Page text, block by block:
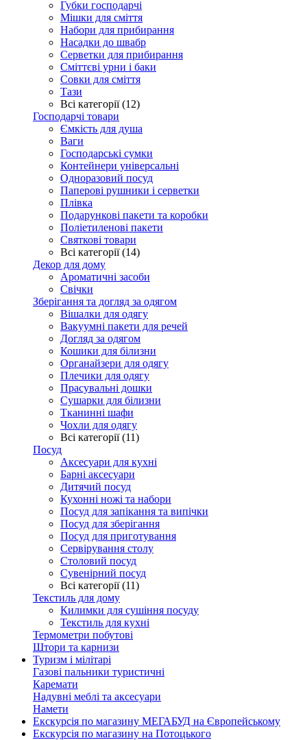
Губки господарчі
Мішки для сміття
Набори для прибирання
Насадки до швабр
Серветки для прибирання
Сміттєві урни і баки
Совки для сміття
Тази
Всі категорії (12)
Господарчі товари
Ємкість для душа
Ваги
Господарські сумки
Контейнери універсальні
Одноразовий посуд
Паперові рушники і серветки
Плівка
Подарункові пакети та коробки
Поліетиленові пакети
Святкові товари
Всі категорії (14)
Декор для дому
Ароматичні засоби
Свічки
Зберігання та догляд за одягом
Вішалки для одягу
Вакуумні пакети для речей
Догляд за одягом
Кошики для білизни
Органайзери для одягу
Плечики для одягу
Прасувальні дошки
Сушарки для білизни
Тканинні шафи
Чохли для одягу
Всі категорії (11)
Посуд
Аксесуари для кухні
Барні аксесуари
Дитячий посуд
Кухонні ножі та набори
Посуд для запікання та випічки
Посуд для зберігання
Посуд для приготування
Сервірування столу
Столовий посуд
Сувенірний посуд
Всі категорії (11)
Текстиль для дому
Килимки для сушіння посуду
Текстиль для кухні
Термометри побутові
Штори та карнизи
Туризм і мілітарі
Газові пальники туристичні
Каремати
Надувні меблі та аксесуари
Намети
Екскурсія по магазину МЕГАБУД на Європейському
Екскурсія по магазину на Потоцького